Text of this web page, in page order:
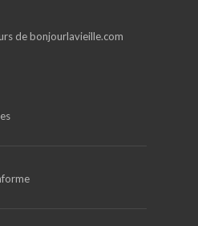
de bonjourlavieille.com